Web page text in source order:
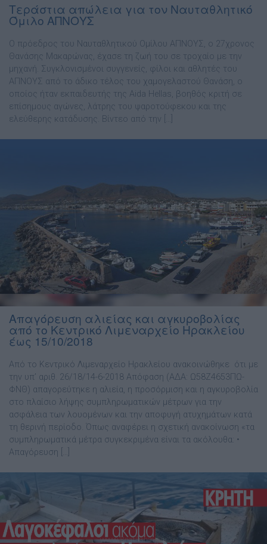
Τεράστια απώλεια για τον Ναυταθλητικό
Όμιλο ΑΠΝΟΥΣ
Ο πρόεδρος του Ναυταθλητικού Ομίλου ΑΠΝΟΥΣ, ο 27χρονος
Θανάσης Μακαρώνας, έχασε τη ζωή του σε τροχαίο με την
μηχανή. Συγκλονισμένοι συγγενείς, φίλοι και αθλητές του
ΑΠΝΟΥΣ από το άδικο τέλος του χαμογελαστού Θανάση, ο
οποίος ήταν εκπαιδευτής της Aida Hellas, βοηθός κριτή σε
επίσημους αγώνες, λάτρης του ψαροτούφεκου και της
ελεύθερης κατάδυσης. Βίντεο από την […]
Απαγόρευση αλιείας και αγκυροβολίας
από το Κεντρικό Λιμεναρχείο Ηρακλείου
έως 15/10/2018
Από το Κεντρικό Λιμεναρχείο Ηρακλείου ανακοινώθηκε ότι με
την υπ’ αριθ. 26/18/14-6-2018 Απόφαση (ΑΔΑ: Ω58Ζ4653ΠΩ-
ΦΝΘ) απαγορεύτηκε η αλιεία, η προσόρμιση και η αγκυροβολία
στο πλαίσιο λήψης συμπληρωματικών μέτρων για την
ασφάλεια των λουομένων και την αποφυγή ατυχημάτων κατά
τη θερινή περίοδο. Όπως αναφέρει η σχετική ανακοίνωση «τα
συμπληρωματικά μέτρα συγκεκριμένα είναι τα ακόλουθα: •
Απαγόρευση […]